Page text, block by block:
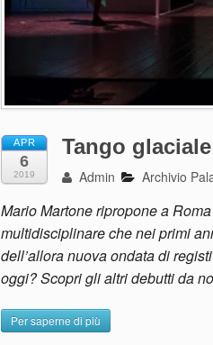
APR
6
2019
Tango
Admin Archivio
Mario Martone ripropone a
multidisciplinare che nei primi
dell’allora nuova ondata di
oggi? Scopri gli altri debutti da
Per saperne di più